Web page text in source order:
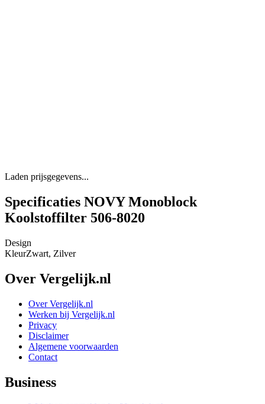
Laden prijsgegevens...
Specificaties NOVY Monoblock
Koolstoffilter 506-8020
Design
KleurZwart, Zilver
Over Vergelijk.nl
Over Vergelijk.nl
Werken bij Vergelijk.nl
Privacy
Disclaimer
Algemene voorwaarden
Contact
Business